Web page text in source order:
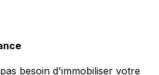
besoin d'immobiliser votre